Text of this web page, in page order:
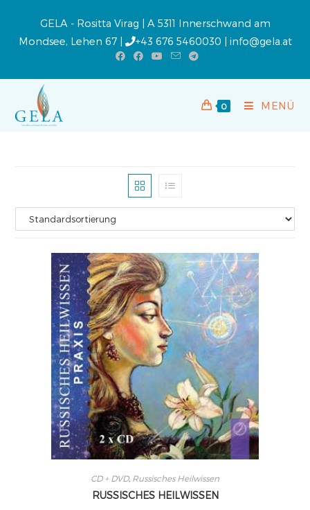
GELA - Rositta Virag | A 5311 Innerschwand am
Mondsee, Lehen 67 |
+43 676 5460030 | info@gela.at
0 MENÜ
CD + DVD, Russisches Heilwissen
RUSSISCHES HEILWISSEN